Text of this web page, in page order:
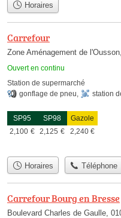
Horaires
Carrefour
Zone Aménagement de
Ouvert en continu
Station de supermarché
gonflage de pneu, station
SP95
2,100 €
SP98
2,125 €
Gazole
2,240 €
Horaires Téléphone
Carrefour Bourg en Bresse
Boulevard Charles de Gaulle,